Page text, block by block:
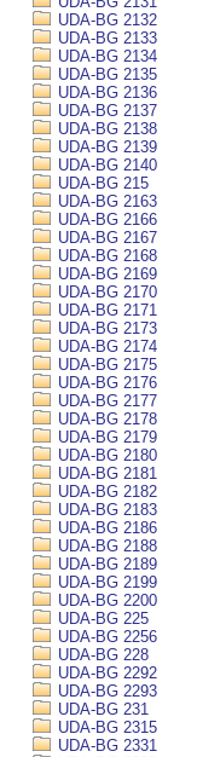
UDA-BG 2132
UDA-BG 2133
UDA-BG 2134
UDA-BG 2135
UDA-BG 2136
UDA-BG 2137
UDA-BG 2138
UDA-BG 2139
UDA-BG 2140
UDA-BG 215
UDA-BG 2163
UDA-BG 2166
UDA-BG 2167
UDA-BG 2168
UDA-BG 2169
UDA-BG 2170
UDA-BG 2171
UDA-BG 2173
UDA-BG 2174
UDA-BG 2175
UDA-BG 2176
UDA-BG 2177
UDA-BG 2178
UDA-BG 2179
UDA-BG 2180
UDA-BG 2181
UDA-BG 2182
UDA-BG 2183
UDA-BG 2186
UDA-BG 2188
UDA-BG 2189
UDA-BG 2199
UDA-BG 2200
UDA-BG 225
UDA-BG 2256
UDA-BG 228
UDA-BG 2292
UDA-BG 2293
UDA-BG 231
UDA-BG 2315
UDA-BG 2331